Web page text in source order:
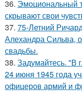
36. Эмоциональный
скрывают свои
37. 75-Летний
Алехандра Сильва,
свадьбы.
38. Задумайтесь. "В
24 июня 1945 года
офицеров армий и